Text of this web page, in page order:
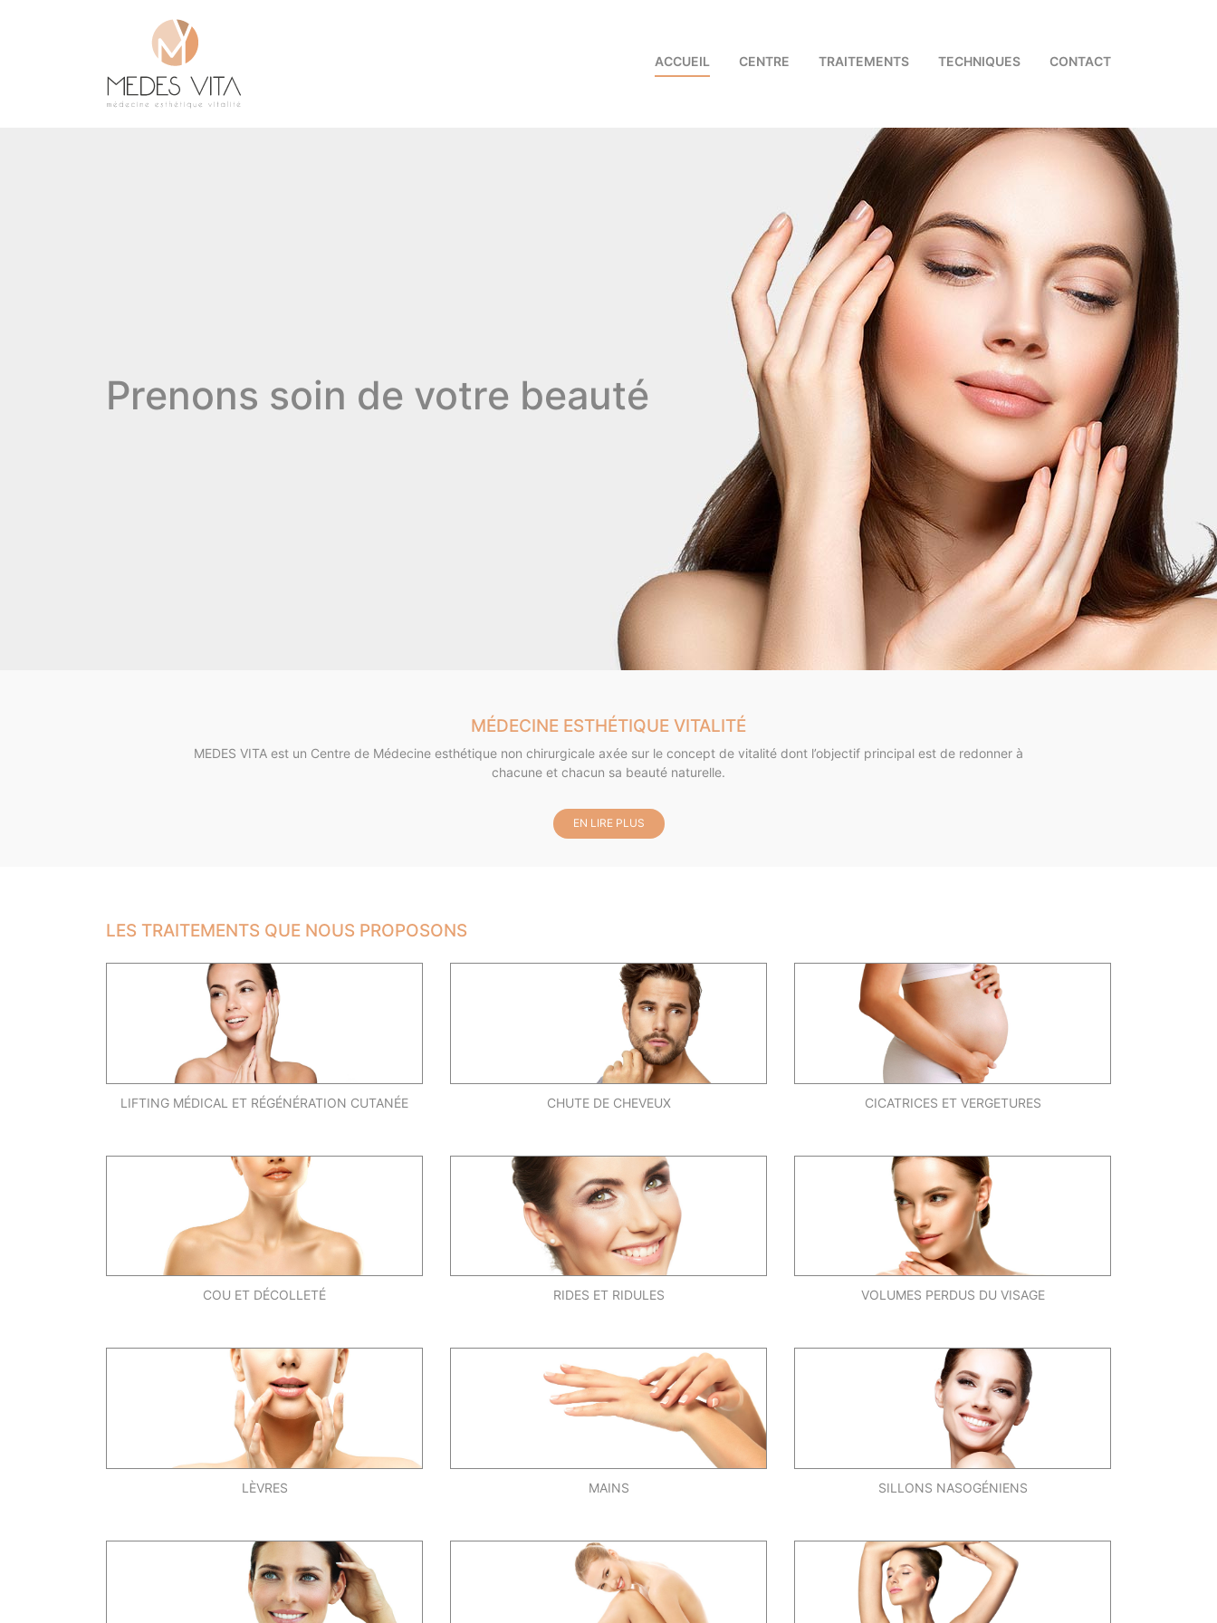
ACCUEIL CENTRE TRAITEMENTS TECHNIQUES CONTACT
Prenons soin de votre beauté
MÉDECINE ESTHÉTIQUE VITALITÉ
MEDES VITA est un Centre de Médecine esthétique non chirurgicale axée sur le concept de vitalité dont l’objectif principal est de redonner à
chacune et chacun sa beauté naturelle.
EN LIRE PLUS
LES TRAITEMENTS QUE NOUS PROPOSONS
LIFTING MÉDICAL ET RÉGÉNÉRATION CUTANÉE CHUTE DE CHEVEUX CICATRICES ET VERGETURES
COU ET DÉCOLLETÉ RIDES ET RIDULES VOLUMES PERDUS DU VISAGE
LÈVRES MAINS SILLONS NASOGÉNIENS